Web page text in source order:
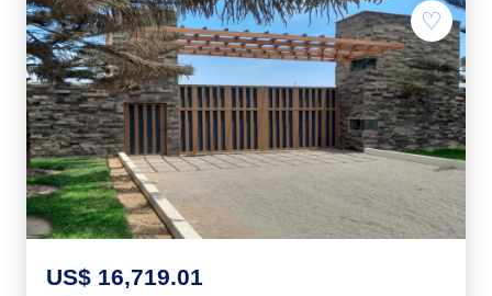
♡
US$ 16,719.01